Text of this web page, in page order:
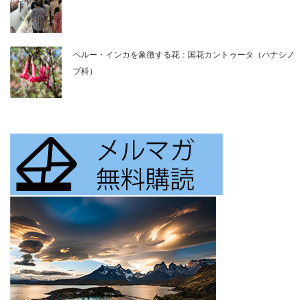
ペルー・インカを象徴する花：国花カントゥータ（ハナシノ
ブ科）